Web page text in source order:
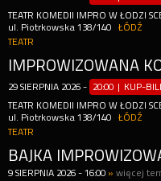
TEATR KOMEDII IMPRO W ŁODZI
ul. Piotrkowska 138/140
ŁÓDŹ
TEATR
IMPROWIZOWANA
29 SIERPNIA 2026 - 20:00 | KUP-
TEATR KOMEDII IMPRO W ŁODZI
ul. Piotrkowska 138/140
ŁÓDŹ
TEATR
9 SIERPNIA 2026 -16:00 »więcej